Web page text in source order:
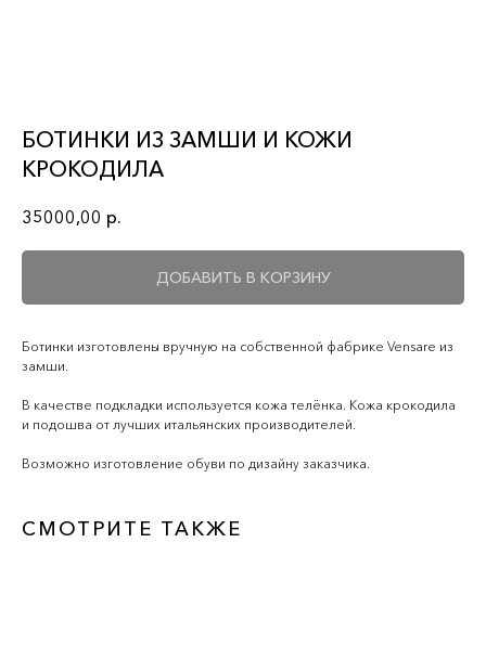
БОТИНКИ ИЗ ЗАМШИ И КОЖИ
КРОКОДИЛА
35000,00 р.
ДОБАВИТЬ В КОРЗИНУ
Ботинки изготовлены вручную на собственной фабрике Vensare из
замши.
В качестве подкладки используется кожа телёнка. Кожа крокодила
и подошва от лучших итальянских производителей.
Возможно изготовление обуви по дизайну заказчика.
СМОТРИТЕ ТАКЖЕ